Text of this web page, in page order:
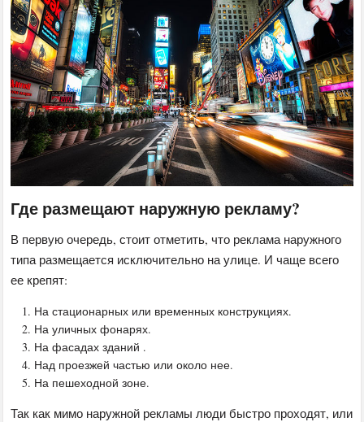
Где размещают наружную рекламу?
В первую очередь, стоит отметить, что реклама наружного
типа размещается исключительно на улице. И чаще всего
ее крепят:
На стационарных или временных конструкциях.
На уличных фонарях.
На фасадах зданий .
Над проезжей частью или около нее.
На пешеходной зоне.
Так как мимо наружной рекламы люди быстро проходят, или